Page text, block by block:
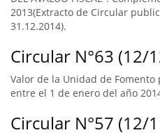
2013(Extracto de Circular
31.12.2014).
Circular N°63 (12/
Valor de la Unidad de
entre el 1 de enero del año
Circular N°57 (12/